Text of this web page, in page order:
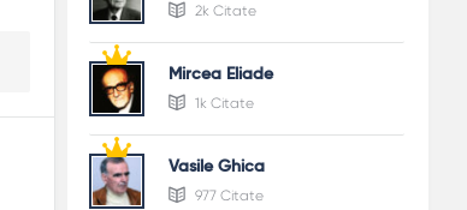
2k Citate
Mircea Eliade
1k Citate
Vasile Ghica
977 Citate